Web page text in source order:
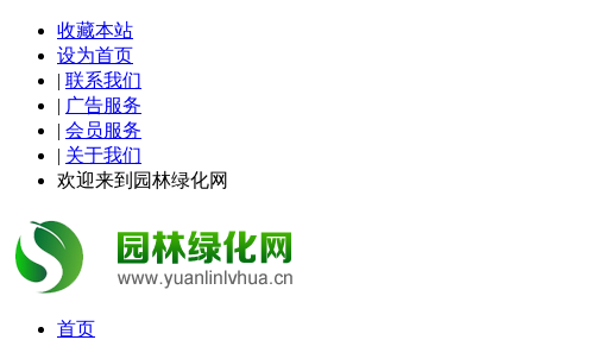
收藏本站
设为首页
| 联系我们
| 广告服务
| 会员服务
| 关于我们
欢迎来到园林绿化网
首页